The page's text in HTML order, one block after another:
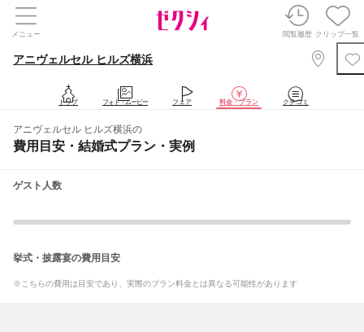
メニュー 閲覧履歴 クリップ一覧
アニヴェルセル ヒルズ横浜
トップ フォト・ムービー フェア 料金・プラン クチコミ
アニヴェルセル ヒルズ横浜の
費用目安・結婚式プラン・実例
ゲスト人数
挙式・披露宴の費用目安
※こちらの費用は目安であり、実際のプラン料金とは異なる可能性があります